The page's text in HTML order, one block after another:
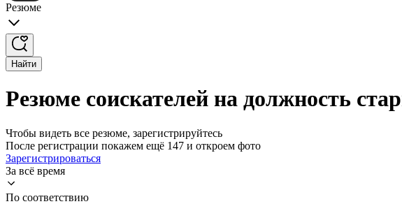
Резюме
Найти
Резюме соискателей на должность
Чтобы видеть все резюме, зарегистрируйтесь
После регистрации покажем ещё 147 и откроем фото
Зарегистрироваться
За всё время
По соответствию